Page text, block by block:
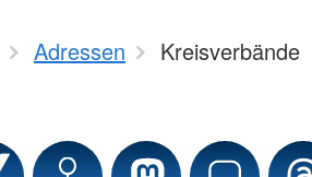
Adressen Kreisverbände